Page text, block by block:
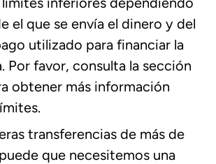
el que se envía el dinero y del
utilizado para financiar la
Por favor, consulta la sección
obtener más información
transferencias de más de
que necesitemos una